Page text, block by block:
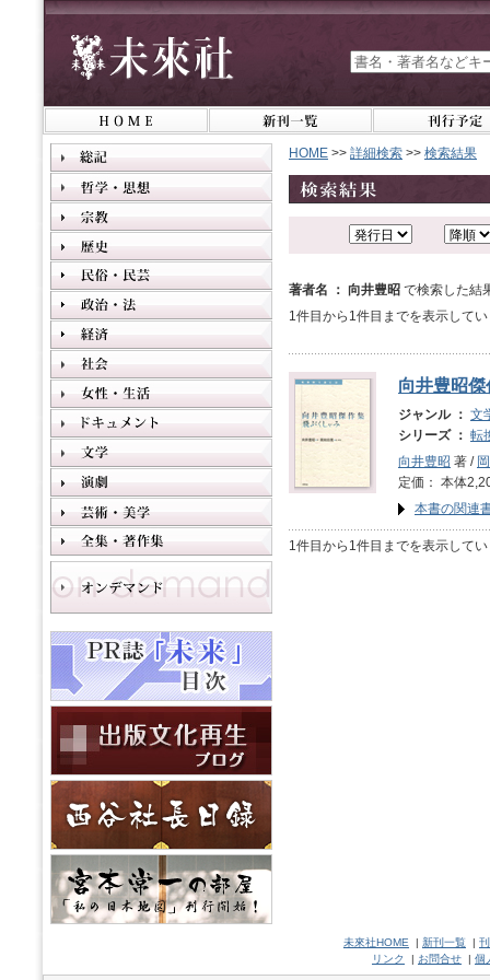
HOME >> 詳細検索 >> 検索結果
著者名 ： 向井豊昭 で検索した結
1件目から1件目までを表示して
向井豊昭
ジャンル ： 文
シリーズ ： 転
向井豊昭 著 /
定価： 本体
本書の関連
1件目から1件目までを表示して
未來社HOME | 新刊一覧 |
リンク
| お問合せ | 個